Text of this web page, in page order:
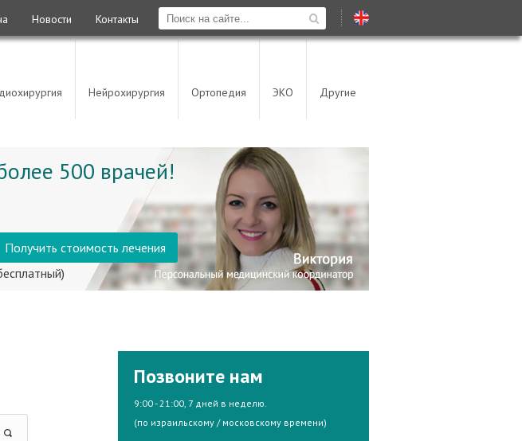
Новости Контакты
Нейрохирургия Ортопедия ЭКО Другие
500 врачей!
Получить стоимость лечения
Позвоните нам
9:00 - 21:00, 7 дней в неделю.
(по израильскому / московскому времени)